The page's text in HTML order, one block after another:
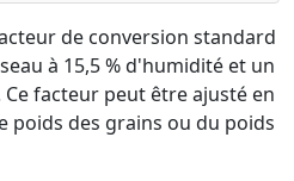
de conversion standard
à 15,5 % d'humidité et un
facteur peut être ajusté en
poids des grains ou du poids